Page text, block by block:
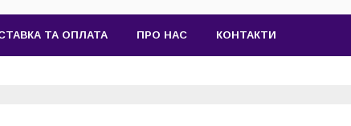
ТА ОПЛАТА ПРО НАС КОНТАКТИ